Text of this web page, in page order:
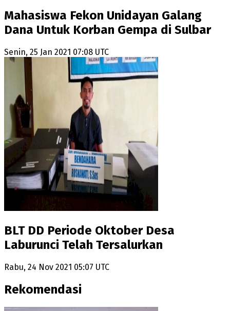
Mahasiswa Fekon Unidayan Galang
Dana Untuk Korban Gempa di Sulbar
Senin, 25 Jan 2021 07:08 UTC
BLT DD Periode Oktober Desa
Laburunci Telah Tersalurkan
Rabu, 24 Nov 2021 05:07 UTC
Rekomendasi